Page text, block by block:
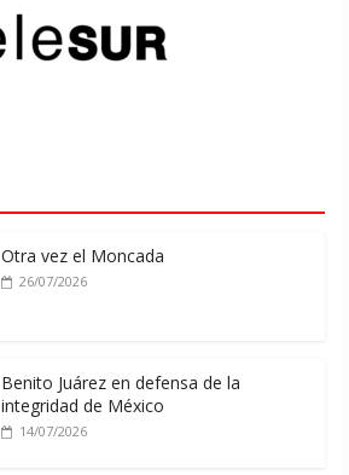
Otra vez el Moncada
26/07/2026
Benito Juárez en defensa de la
integridad de México
14/07/2026